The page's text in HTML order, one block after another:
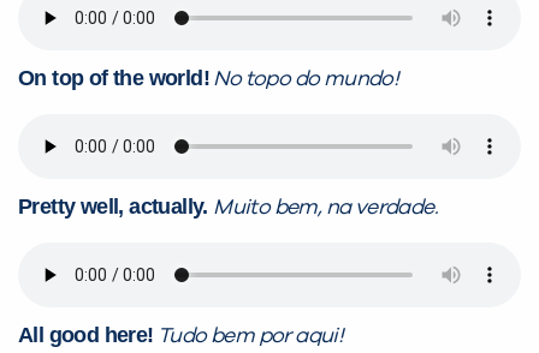
On top of the world! No topo do mundo!
Pretty well, actually. Muito bem, na verdade.
All good here! Tudo bem por aqui!